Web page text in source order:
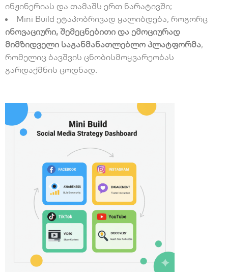
ინჟინერიას და თამაშს ერთ ნარატივში;
Mini Build ეტაპობრივად ყალიბდება, როგორც
ინოვაციური, შემეცნებითი და ემოციურად
მიმზიდველი საგანმანათლებლო პლატფორმა,
რომელიც ბავშვის ცნობისმოყვარეობას
გარდაქმნის ცოდნად.